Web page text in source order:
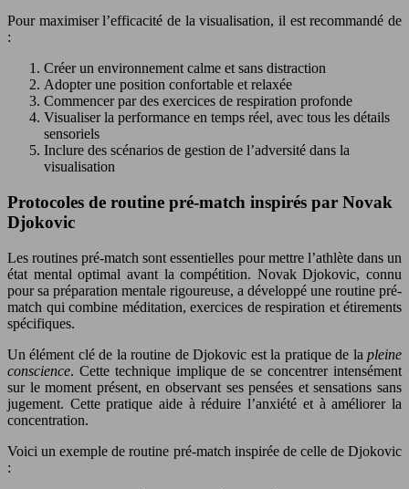
Pour maximiser l’efficacité de la visualisation, il est recommandé de
:
Créer un environnement calme et sans distraction
Adopter une position confortable et relaxée
Commencer par des exercices de respiration profonde
Visualiser la performance en temps réel, avec tous les détails
sensoriels
Inclure des scénarios de gestion de l’adversité dans la
visualisation
Protocoles de routine pré-match inspirés par Novak
Djokovic
Les routines pré-match sont essentielles pour mettre l’athlète dans un
état mental optimal avant la compétition. Novak Djokovic, connu
pour sa préparation mentale rigoureuse, a développé une routine pré-
match qui combine méditation, exercices de respiration et étirements
spécifiques.
Un élément clé de la routine de Djokovic est la pratique de la pleine
conscience. Cette technique implique de se concentrer intensément
sur le moment présent, en observant ses pensées et sensations sans
jugement. Cette pratique aide à réduire l’anxiété et à améliorer la
concentration.
Voici un exemple de routine pré-match inspirée de celle de Djokovic
: